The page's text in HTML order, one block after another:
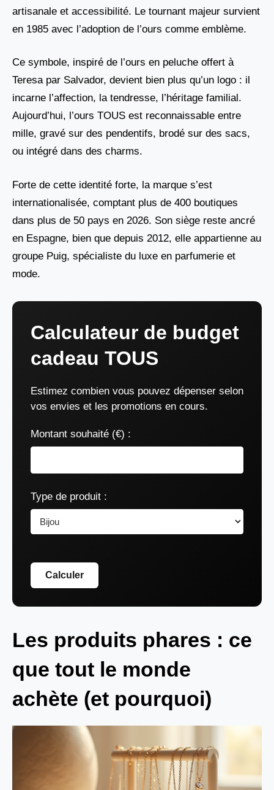
artisanale et accessibilité. Le tournant majeur survient
en 1985 avec l’adoption de l’ours comme emblème.
Ce symbole, inspiré de l’ours en peluche offert à
Teresa par Salvador, devient bien plus qu’un logo : il
incarne l’affection, la tendresse, l’héritage familial.
Aujourd’hui, l’ours TOUS est reconnaissable entre
mille, gravé sur des pendentifs, brodé sur des sacs,
ou intégré dans des charms.
Forte de cette identité forte, la marque s’est
internationalisée, comptant plus de 400 boutiques
dans plus de 50 pays en 2026. Son siège reste ancré
en Espagne, bien que depuis 2012, elle appartienne au
groupe Puig, spécialiste du luxe en parfumerie et
mode.
Calculateur de budget
cadeau TOUS
Estimez combien vous pouvez dépenser selon
vos envies et les promotions en cours.
Montant souhaité (€) :
Type de produit :
Calculer
Les produits phares : ce
que tout le monde
achète (et pourquoi)